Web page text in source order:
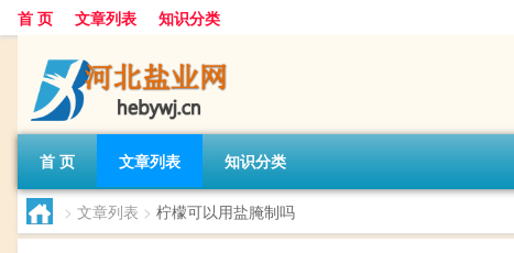
首 页 文章列表 知识分类
首 页 文章列表 知识分类
> 文章列表 > 柠檬可以用盐腌制吗